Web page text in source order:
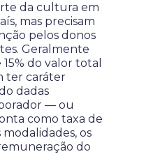
da cultura em
mas precisam
pelos donos
Geralmente
do valor total
ter caráter
dadas
— ou
como taxa de
modalidades, os
do